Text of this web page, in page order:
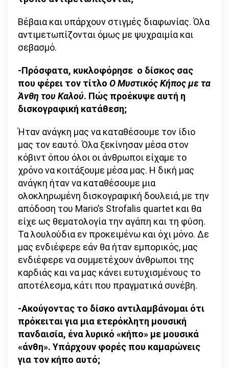
Βέβαια και υπάρχουν στιγμές διαφωνίας. Όλα
αντιμετωπίζονται όμως με ψυχραιμία και
σεβασμό.
-Πρόσφατα, κυκλοφόρησε ο δίσκος σας
που φέρει τον τίτλο Ο Μυστικός Κήπος με τα
Άνθη του Καλού. Πώς προέκυψε αυτή η
δισκογραφική κατάθεση;
Ήταν ανάγκη μας να καταθέσουμε τον ίδιο
μας τον εαυτό. Όλα ξεκίνησαν μέσα στον
κόβιντ όπου όλοι οι άνθρωποι είχαμε το
χρόνο να κοιτάξουμε μέσα μας. Η δική μας
ανάγκη ήταν να καταθέσουμε μια
ολοκληρωμένη δισκογραφική δουλειά, με την
απόδοση του Mario’s Strofalis quartet και θα
είχε ως θεματολογία την αγάπη και τη φύση.
Τα λουλούδια εν προκειμένω και όχι μόνο. Δε
μας ενδιέφερε εάν θα ήταν εμπορικός, μας
ενδιέφερε να συμμετέχουν άνθρωποι της
καρδιάς και να μας κάνει ευτυχισμένους το
αποτέλεσμα, κάτι που πραγματικά συνέβη.
-Ακούγοντας το δίσκο αντιλαμβάνομαι ότι
πρόκειται για μια ετερόκλητη μουσική
πανδαισία, ένα λυρικό «κήπο» με μουσικά
«άνθη». Υπάρχουν φορές που καμαρώνεις
για τον κήπο αυτό;